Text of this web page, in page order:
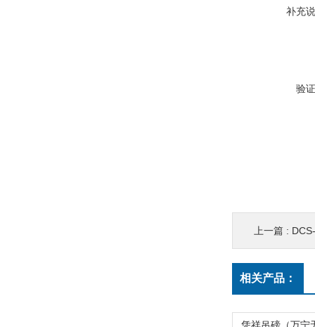
补充
验
上一篇 : DCS-
相关产品：